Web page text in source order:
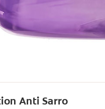
Anti Sarro